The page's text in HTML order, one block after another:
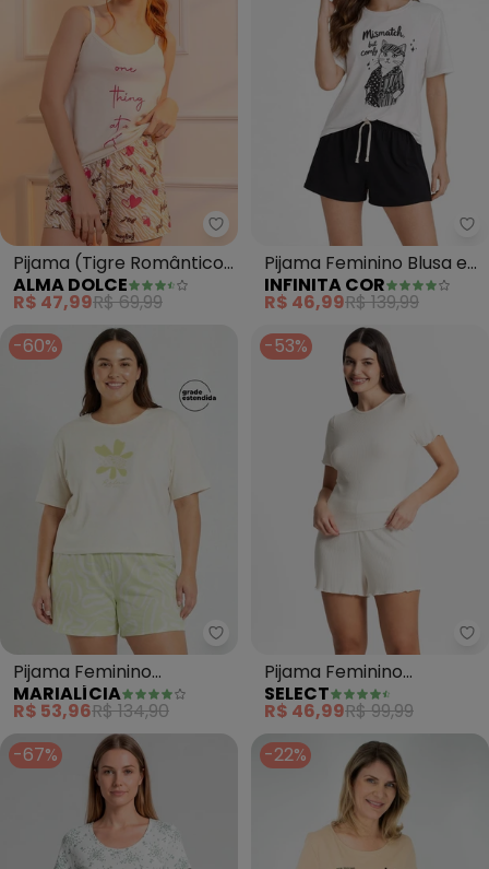
Alma Dolce - Pijama (Tigre
Pijama (Tigre Romântico)
em Malha de Algodão
ALMA DOLCE
R$ 47,99R$ 69,99
Pijama Feminino Blusa e
Short (Bege)
INFINITA COR
R$ 46,99R$ 139,99
-60%
Marialícia - Pijama Feminino
Pijama Feminino
Estampado Relax (Bege)
MARIALÍCIA
R$ 53,96R$ 134,90
-53%
Pijama Feminino
Canelado (Bege)
SELECT
R$ 46,99R$ 99,99
-67%
-22%